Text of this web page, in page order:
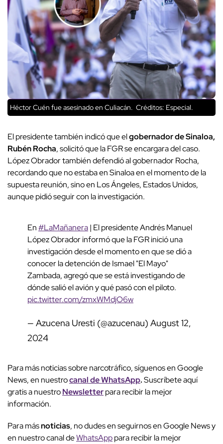
Héctor Cuén fue asesinado en Culiacán. Créditos: Especial.
El presidente también indicó que elgobernador de Sinaloa,
Rubén Rocha, solicitó que la FGR se encargara del caso.
López Obrador también defendió al gobernador Rocha,
recordando que no estaba en Sinaloa en el momento de la
supuesta reunión, sino en Los Ángeles, Estados Unidos,
aunque pidió seguir con la investigación.
En#LaMañanera| El presidente Andrés Manuel
López Obrador informó que la FGR inició una
investigación desde el momento en que se dió a
conocer la detención de Ismael "El Mayo"
Zambada, agregó que se está investigando de
dónde salió el avión y qué pasó con el piloto.
pic.twitter.com/zmxWMdjO6w
— Azucena Uresti (@azucenau) August 12,
2024
Para más noticias sobre narcotráfico, síguenos en Google
News, en nuestrocanal de WhatsApp.Suscríbete aquí
gratis a nuestroNewsletterpara recibir la mejor
información.
Para másnoticias, no dudes en seguirnos en Google News y
en nuestro canal deWhatsApppara recibir la mejor